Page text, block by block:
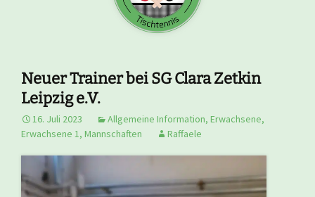
Neuer Trainer bei SG Clara Zetkin
Leipzig e.V.
16. Juli 2023 Allgemeine Information, Erwachsene,
Erwachsene 1, Mannschaften Raffaele